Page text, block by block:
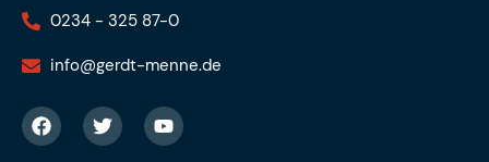
0234 - 325 87-0
info@gerdt-menne.de